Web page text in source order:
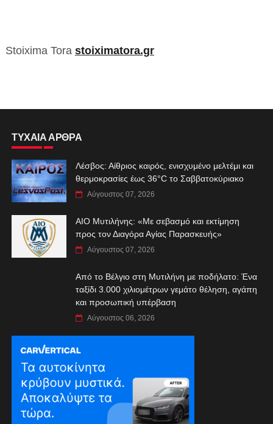
Stoixima Tora stoiximatora.gr
ΤΥΧΑΙΑ ΑΡΘΡΑ
Λέσβος: Αίθριος καιρός, ενισχυμένο μελτέμι και
θερμοκρασίες έως 36°C το Σαββατοκύριακο
Αύγουστος 07, 2026
ΑIO Μυτιλήνης: «Με σεβασμό και εκτίμηση
προς τον Διαγόρα Αγίας Παρασκευής»
Αύγουστος 07, 2026
Από το Βέλγιο στη Μυτιλήνη με ποδήλατο: Ένα
ταξίδι 3.000 χιλιομέτρων γεμάτο θέληση, αγάπη
και προσωπική υπέρβαση
Αύγουστος 06, 2026